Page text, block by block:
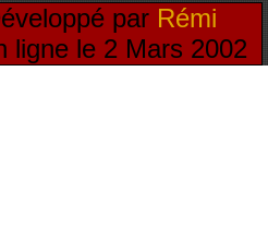
par Rémi
ligne le 2 Mars 2002